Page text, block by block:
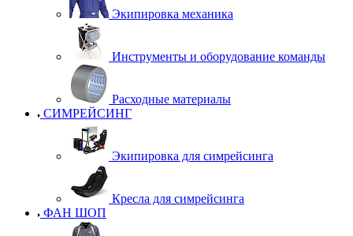
Экипировка механика
Инструменты и оборудование команды
Расходные материалы
СИМРЕЙСИНГ
Экипировка для симрейсинга
Кресла для симрейсинга
ФАН ШОП